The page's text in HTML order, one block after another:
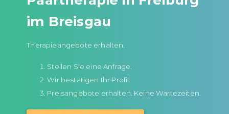
im Breisgau
Therapieangebote erhalten.
Stellen Sie eine Anfrage.
Wir bestätigen Ihr Profil.
Preisangebote erhalten. Keine Wartezeiten.